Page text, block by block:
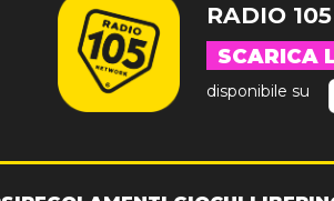
RADIO
SCARICA
disponibile su